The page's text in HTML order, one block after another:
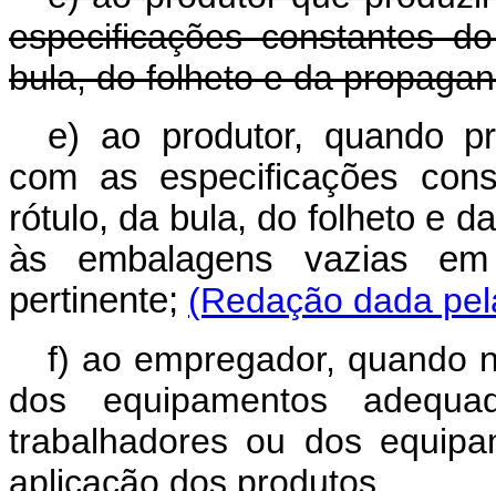
especificações constantes
bula, do folheto e da
e) ao produtor, quando
com as especificações
rótulo, da bula, do folheto e
às embalagens vazias
pertinente; (Redação dada
f) ao empregador, quando
dos equipamentos
trabalhadores ou dos
aplicação dos produtos.